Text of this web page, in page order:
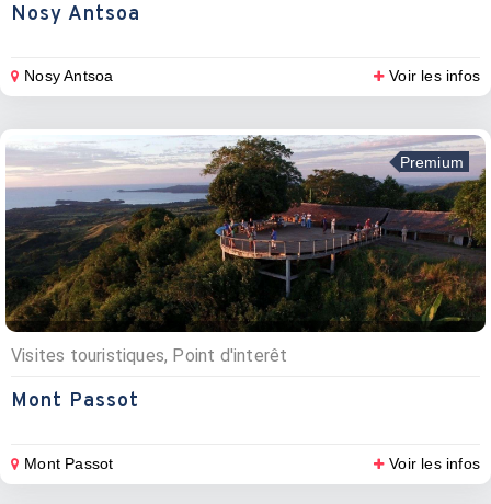
Nosy Antsoa
Nosy Antsoa Voir les infos
Premium
Visites touristiques, Point d'interêt
Mont Passot
Mont Passot Voir les infos